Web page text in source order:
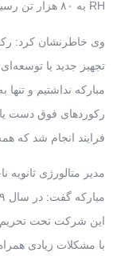
RH به ۸۰ هزار تن رسید که ۲ هزار تن بیش از رکورد قبلی است.
وی خاطرنشان کرد:
تجهیز جدید یا
مبارکه نداشتیم و
فرایند انجام شد که
مدیر متالورژی
این شرکت تحت تحریم
با مشکلات زیادی